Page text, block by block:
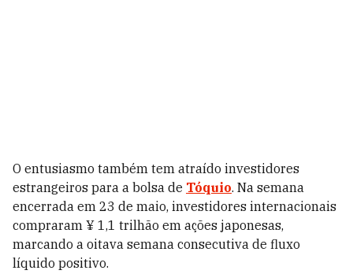
O entusiasmo também tem atraído investidores
estrangeiros para a bolsa de Tóquio. Na semana
encerrada em 23 de maio, investidores internacionais
compraram ¥ 1,1 trilhão em ações japonesas,
marcando a oitava semana consecutiva de fluxo
líquido positivo.